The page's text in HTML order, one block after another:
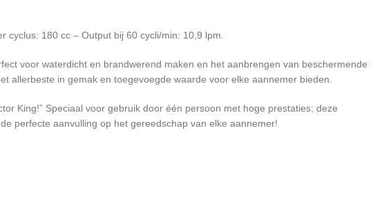
180 cc – Output bij 60 cycli/min: 10,9 lpm.
voor waterdicht en brandwerend maken en het aanbrengen van beschermende
allerbeste in gemak en toegevoegde waarde voor elke aannemer bieden.
King!” Speciaal voor gebruik door één persoon met hoge prestaties; deze
perfecte aanvulling op het gereedschap van elke aannemer!